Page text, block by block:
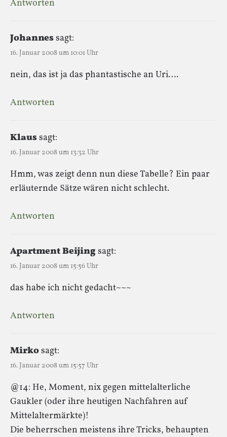
Antworten
Johannessagt:
16. Januar 2008 um 10:01 Uhr
nein, das ist ja das phantastische an Uri….
Antworten
Klaussagt:
16. Januar 2008 um 13:32 Uhr
Hmm, was zeigt denn nun diese Tabelle? Ein paar
erläuternde Sätze wären nicht schlecht.
Antworten
Apartment Beijingsagt:
16. Januar 2008 um 15:56 Uhr
das habe ich nicht gedacht~~~
Antworten
Mirkosagt:
16. Januar 2008 um 15:57 Uhr
@14: He, Moment, nix gegen mittelalterliche
Gaukler (oder ihre heutigen Nachfahren auf
Mittelaltermärkte)!
Die beherrschen meistens ihre Tricks, behaupten